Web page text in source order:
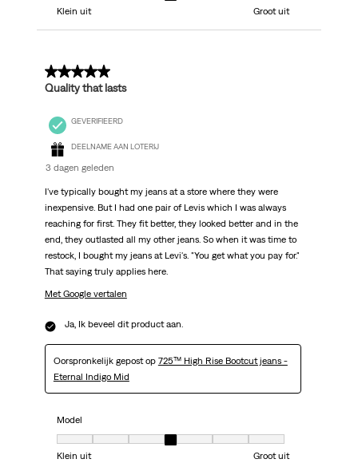
Klein uit
Groot uit
5 van 5 sterren.
Quality that lasts
GEVERIFIEERD
DEELNAME AAN LOTERIJ
3 dagen geleden
I've typically bought my jeans at a store where they were
inexpensive. But I had one pair of Levis which I was always
reaching for first. They fit better, they looked better and in the
end, they outlasted all my other jeans. So when it was time to
restock, I bought my jeans at Levi's. "You get what you pay for."
That saying truly applies here.
Met Google vertalen
Ja, Ik beveel dit product aan.
Oorspronkelijk gepost op 725™ High Rise Bootcut jeans -
Eternal Indigo Mid
Model
Model, 4 van 7, waarbij 1 gelijk is aan Klein uit en 7 gelijk is aan Groot uit
Klein uit
Groot uit